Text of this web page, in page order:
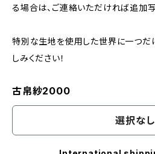
る場合は、ご連絡いただければ追加
特別な生地を使用した世界に一つだ
しみください！
古帛紗2000
選択なし